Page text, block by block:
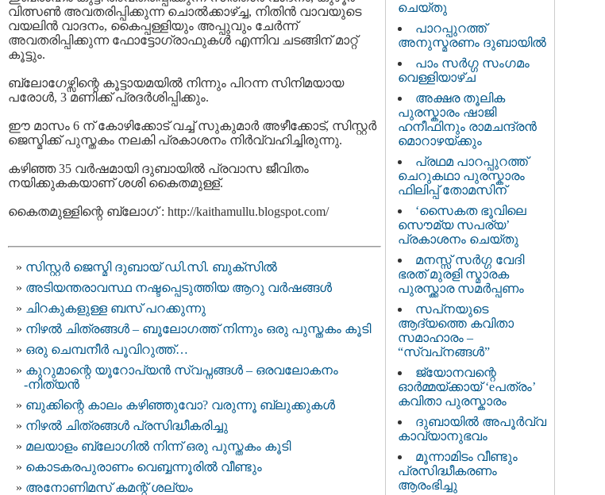
വിത്സണ്‍ അവതരിപ്പിക്കുന്ന ചൊല്‍‌ക്കാഴ്‌ച്ച, നിതിന്‍ വാവയുടെ
വയലിന്‍ വാദനം‍, കൈപ്പള്ളിയും അപ്പുവും ചേര്‍ന്ന്
അവതരിപ്പിക്കുന്ന ഫോട്ടോഗ്രാഫുകള്‍ എന്നിവ ചടങ്ങിന് മാറ്റ്
കൂട്ടും.
ബ്ലോഗേഴ്സിന്റെ കൂട്ടായമയില്‍ നിന്നും പിറന്ന സിനിമയായ
പരോള്‍, 3 മണിക്ക് പ്രദര്‍ശിപ്പിക്കും.
ഈ മാസം 6 ന് കോഴിക്കോട് വച്ച് സുകുമാര്‍ അഴീക്കോട്, സിസ്റ്റര്‍
ജെസ്മിക്ക് പുസ്തകം നലകി പ്രകാശനം നിര്‍വ്വഹിച്ചിരുന്നു.
കഴിഞ്ഞ 35 വര്‍ഷമായി ദുബായില്‍ പ്രവാസ ജീവിതം
നയിക്കുകകയാണ് ശശി കൈതമുള്ള്.
കൈതമുള്ളിന്റെ ബ്ലോഗ് : http://kaithamullu.blogspot.com/
സിസ്റ്റര്‍ ജെസ്മി ദുബായ് ഡി.സി. ബുക്സില്‍
അടിയന്തരാവസ്ഥ നഷ്ടപ്പെടുത്തിയ ആറു വര്‍ഷങ്ങള്‍
ചിറകുകളുള്ള ബസ് പറക്കുന്നു
നിഴല്‍ ചിത്രങ്ങള്‍ – ബൂലോഗത്ത് നിന്നും ഒരു പുസ്തകം കൂടി
ഒരു ചെമ്പനീര്‍ പൂവിറുത്ത്‌…
കുറുമാന്റെ യൂറോപ്യന്‍ സ്വപ്നങ്ങള്‍ – ഒരവലോകനം
-നിത്യന്‍
ബുക്കിന്റെ കാലം കഴിഞ്ഞുവോ? വരുന്നൂ ബ്ലുക്കുകള്‍
നിഴല്‍ ചിത്രങ്ങള്‍ പ്രസിദ്ധീകരിച്ചു
മലയാളം ബ്ലോഗില്‍ നിന്ന് ഒരു പുസ്തകം കൂടി
കൊടകരപുരാണം വെബ്ബന്നൂരില്‍ വീണ്ടും
അനോണിമസ് കമന്റ് ശല്യം
ചെയ്തു
പാറപ്പുറത്ത്
അനുസ്മരണം ദുബായില്‍
പാം സര്‍ഗ്ഗ സംഗമം
വെള്ളിയാഴ്ച
അക്ഷര തൂലിക
പുരസ്കാരം ഷാജി
ഹനീഫിനും രാമചന്ദ്രന്‍
മൊറാഴയ്ക്കും
പ്രഥമ പാറപ്പുറത്ത്
ചെറുകഥാ പുരസ്കാരം
ഫിലിപ്പ് തോമസിന്
‘സൈകത ഭൂവിലെ
സൌമ്യ സപര്യ’
പ്രകാശനം ചെയ്തു
മനസ്സ് സര്‍ഗ്ഗ വേദി
ഭരത് മുരളി സ്മാരക
പുരസ്ക്കാര സമര്‍പ്പണം
സപ്‌നയുടെ
ആദ്യത്തെ കവിതാ
സമാഹാരം –
“സ്വപ്‌നങ്ങള്‍”
ജ്യോനവന്റെ
ഓര്‍മ്മയ്ക്കായ് ‘eപത്രം’
കവിതാ പുരസ്കാരം
ദുബായില്‍ അപൂര്‍വ്വ
കാവ്യാനുഭവം
മൂന്നാമിടം വീണ്ടും
പ്രസിദ്ധീകരണം
ആരംഭിച്ചു